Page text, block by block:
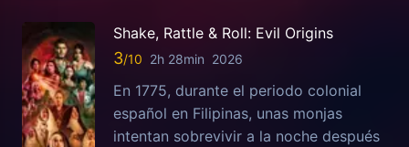
Shake, Rattle & Roll: Evil Origins
3 2h 28min 2026
En 1775, durante el periodo colonial
español en Filipinas, unas monjas
intentan sobrevivir a la noche después